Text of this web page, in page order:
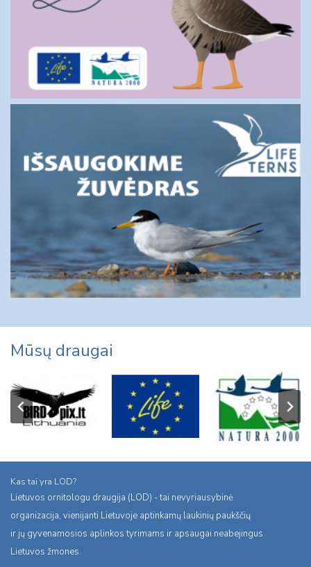
Mūsų draugai
Kas tai yra LOD?
Lietuvos ornitologu draugija (LOD) - tai nevyriausybinė
organizacija, vienijanti Lietuvoje aptinkamų laukinių paukščių
ir jų gyvenamosios aplinkos tyrimams ir apsaugai neabejingus
Lietuvos žmones.